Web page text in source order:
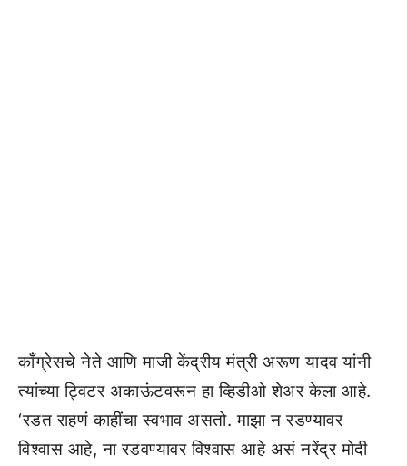
काँग्रेसचे नेते आणि माजी केंद्रीय मंत्री अरूण यादव यांनी
त्यांच्या ट्विटर अकाऊंटवरून हा व्हिडीओ शेअर केला आहे.
‘रडत राहणं काहींचा स्वभाव असतो. माझा न रडण्यावर
विश्वास आहे, ना रडवण्यावर विश्वास आहे असं नरेंद्र मोदी